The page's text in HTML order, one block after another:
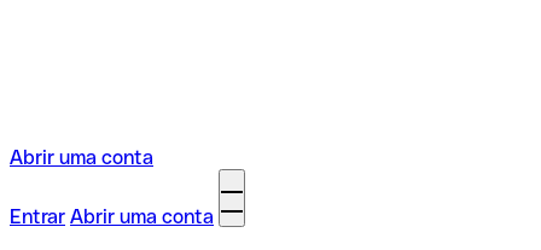
Abrir uma conta
Entrar Abrir uma conta